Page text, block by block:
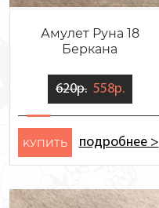
Амулет Руна 18
Беркана
620р. 558р.
KУПИТЬ подробнее >